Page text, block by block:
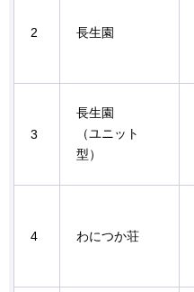
2 長生園
3
長生園
（ユニット
型）
4 わにつか荘